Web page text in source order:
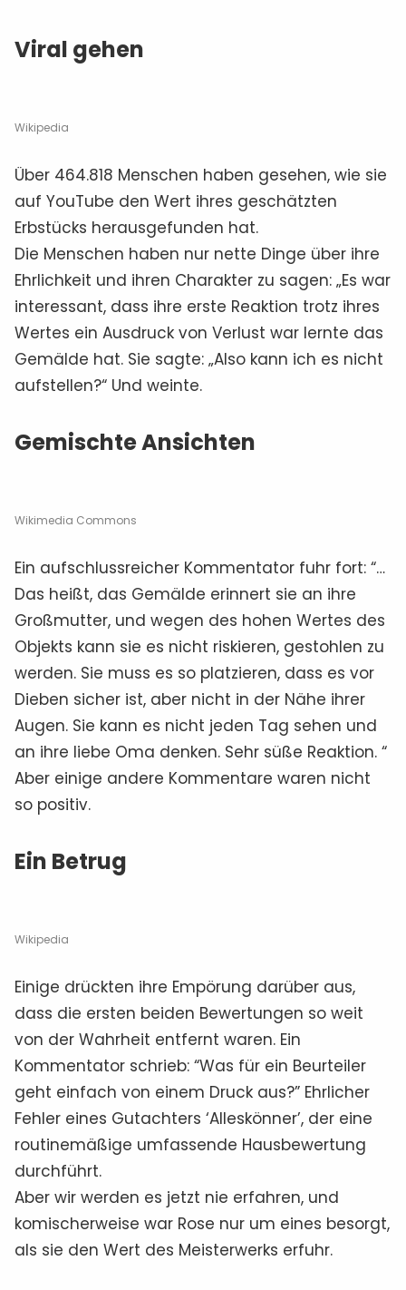
Viral gehen
Wikipedia
Über 464.818 Menschen haben gesehen, wie sie
auf YouTube den Wert ihres geschätzten
Erbstücks herausgefunden hat.
Die Menschen haben nur nette Dinge über ihre
Ehrlichkeit und ihren Charakter zu sagen: „Es war
interessant, dass ihre erste Reaktion trotz ihres
Wertes ein Ausdruck von Verlust war lernte das
Gemälde hat. Sie sagte: „Also kann ich es nicht
aufstellen?“ Und weinte.
Gemischte Ansichten
Wikimedia Commons
Ein aufschlussreicher Kommentator fuhr fort: “…
Das heißt, das Gemälde erinnert sie an ihre
Großmutter, und wegen des hohen Wertes des
Objekts kann sie es nicht riskieren, gestohlen zu
werden. Sie muss es so platzieren, dass es vor
Dieben sicher ist, aber nicht in der Nähe ihrer
Augen. Sie kann es nicht jeden Tag sehen und
an ihre liebe Oma denken. Sehr süße Reaktion. “
Aber einige andere Kommentare waren nicht
so positiv.
Ein Betrug
Wikipedia
Einige drückten ihre Empörung darüber aus,
dass die ersten beiden Bewertungen so weit
von der Wahrheit entfernt waren. Ein
Kommentator schrieb: “Was für ein Beurteiler
geht einfach von einem Druck aus?” Ehrlicher
Fehler eines Gutachters ‘Alleskönner’, der eine
routinemäßige umfassende Hausbewertung
durchführt.
Aber wir werden es jetzt nie erfahren, und
komischerweise war Rose nur um eines besorgt,
als sie den Wert des Meisterwerks erfuhr.